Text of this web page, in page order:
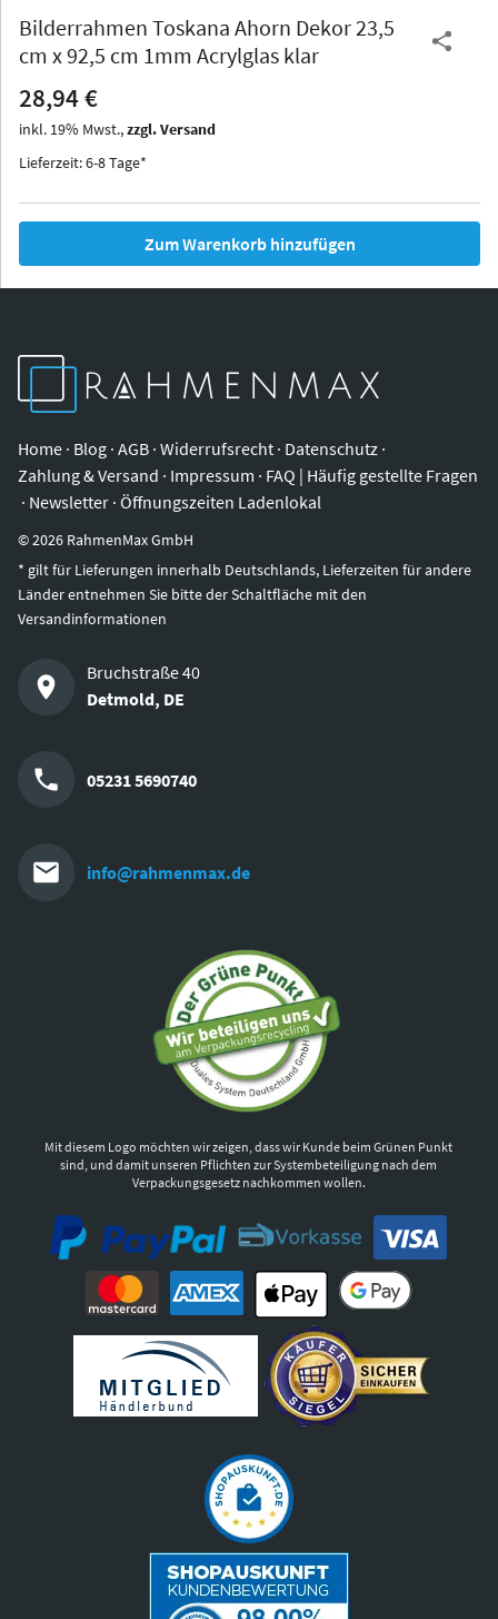
Iowa
Bilderrahmen Toskana Ahorn Dekor 23,5
cm x 92,5 cm 1mm Acrylglas klar
28,94 €
inkl. 19% Mwst.,zzgl. Versand
Lieferzeit: 6-8 Tage*
Zum Warenkorb hinzufügen
Home · Blog · AGB · Widerrufsrecht · Datenschutz ·
Zahlung & Versand · Impressum · FAQ | Häufig gestellte Fragen
· Newsletter · Öffnungszeiten Ladenlokal
©2026 RahmenMax GmbH
* gilt für Lieferungen innerhalb Deutschlands, Lieferzeiten für andere
Länder entnehmen Sie bitte der Schaltfläche mit den
Versandinformationen
Bruchstraße 40
Detmold, DE
05231 5690740
info@rahmenmax.de
Mit diesem Logo möchten wir zeigen, dass wir Kunde beim Grünen Punkt
sind, und damit unseren Pflichten zur Systembeteiligung nach dem
Verpackungsgesetz nachkommen wollen.